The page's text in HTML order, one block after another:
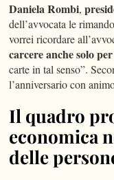
Daniela Rombi,
dell’avvocata le
vorrei ricordare
carcere anche solo
carte in tal senso”.
l’anniversario con
Il quadro
economica
delle